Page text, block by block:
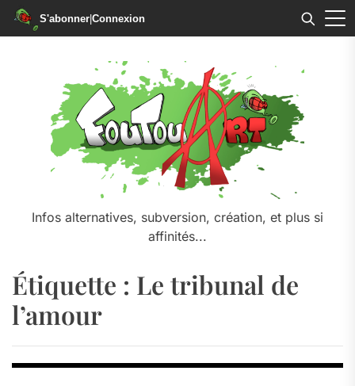
S'abonner|Connexion
Infos alternatives, subversion, création, et plus si
affinités...
Étiquette : Le tribunal de
l’amour